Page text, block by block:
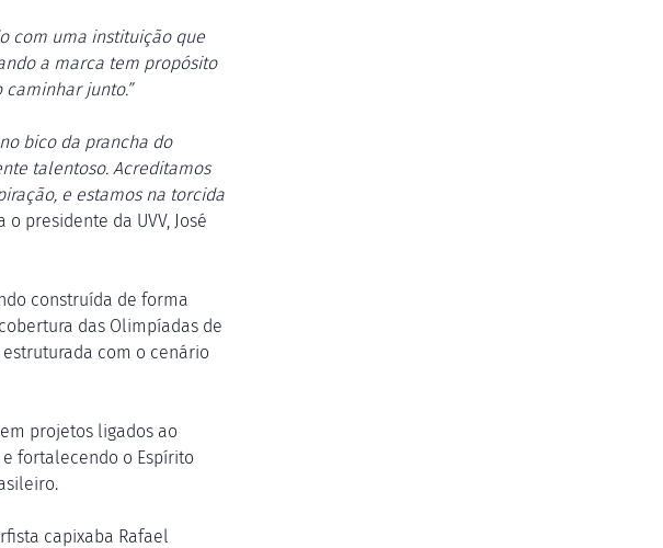
com uma instituição que
a marca tem propósito
junto.”
bico da prancha do
talentoso. Acreditamos
e estamos na torcida
o presidente da UVV, José
construída de forma
das Olimpíadas de
com o cenário
projetos ligados ao
fortalecendo o Espírito
capixaba Rafael